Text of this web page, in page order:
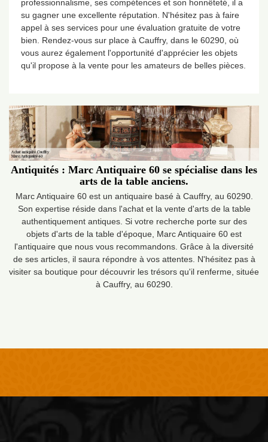
professionnalisme, ses compétences et son honnêteté, il a
su gagner une excellente réputation. N'hésitez pas à faire
appel à ses services pour une évaluation gratuite de votre
bien. Rendez-vous sur place à Cauffry, dans le 60290, où
vous aurez également l'opportunité d'apprécier les objets
qu'il propose à la vente pour les amateurs de belles pièces.
Antiquités : Marc Antiquaire 60 se spécialise dans les
arts de la table anciens.
Marc Antiquaire 60 est un antiquaire basé à Cauffry, au 60290.
Son expertise réside dans l'achat et la vente d'arts de la table
authentiquement antiques. Si votre recherche porte sur des
objets d'arts de la table d'époque, Marc Antiquaire 60 est
l'antiquaire que nous vous recommandons. Grâce à la diversité
de ses articles, il saura répondre à vos attentes. N'hésitez pas à
visiter sa boutique pour découvrir les trésors qu'il renferme, située
à Cauffry, au 60290.